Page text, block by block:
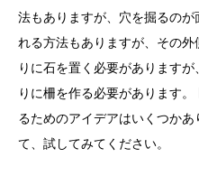
法もありますが、穴を掘るの
れる方法もありますが、その
りに石を置く必要があります
りに柵を作る必要があります
るためのアイデアはいくつか
て、試してみてください。